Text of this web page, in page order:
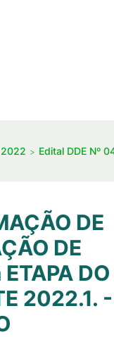
Edital DDE Nº
DE
DE
DO
2022.1. -